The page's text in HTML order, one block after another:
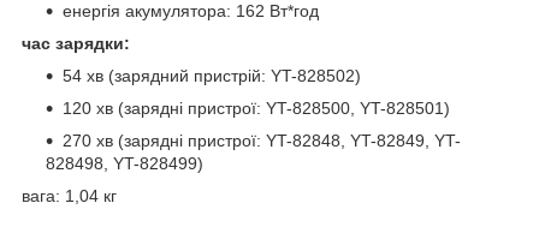
енергія акумулятора: 162 Вт*год
час зарядки:
54 хв (зарядний пристрій: YT-828502)
120 хв (зарядні пристрої: YT-828500, YT-828501)
270 хв (зарядні пристрої: YT-82848, YT-82849, YT-
828498, YT-828499)
вага: 1,04 кг